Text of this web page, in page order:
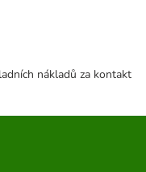
nákladů za kontakt